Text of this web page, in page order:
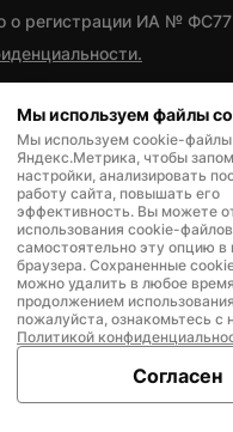
о регистрации ИА №
— А.Л. Поздеев
внутренней
округа
мкр. Богдана
71262
media.ru
8 (34922) 42728
Мы используем файлы
Мы используем cookie-файлы
Яндекс.Метрика, чтобы
настройки, анализировать
работу сайта, повышать его
эффективность. Вы можете
использования cookie-
самостоятельно эту опцию в
браузера. Сохраненные
можно удалить в любое
продолжением
пожалуйста, ознакомьтесь с
Политикой
Согласен